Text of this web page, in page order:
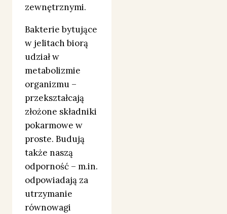
zewnętrznymi.
Bakterie bytujące
w jelitach biorą
udział w
metabolizmie
organizmu –
przekształcają
złożone składniki
pokarmowe w
proste. Budują
także naszą
odporność – m.in.
odpowiadają za
utrzymanie
równowagi